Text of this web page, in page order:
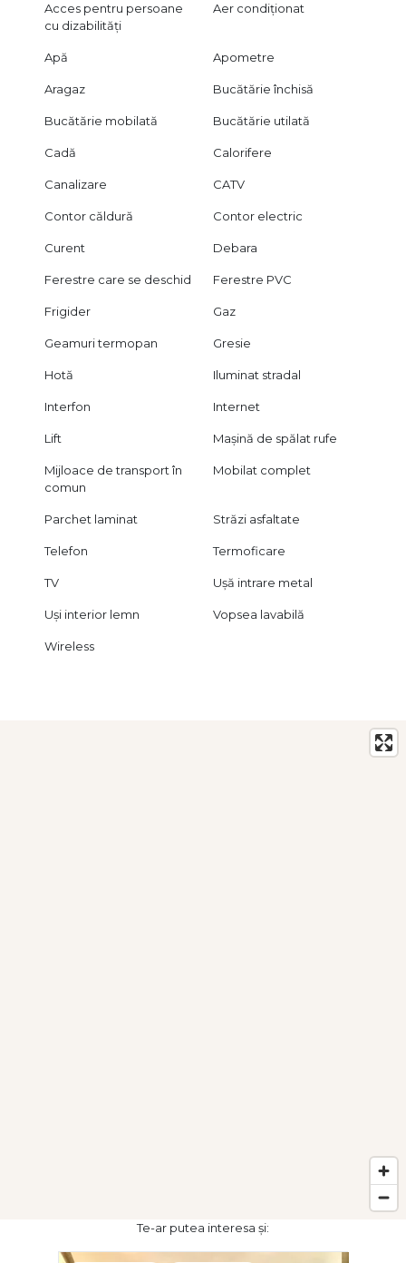
Acces pentru persoane
cu dizabilități
Aer condiționat
Apă Apometre
Aragaz Bucătărie închisă
Bucătărie mobilată Bucătărie utilată
Cadă Calorifere
Canalizare CATV
Contor căldură Contor electric
Curent Debara
Ferestre care se deschid Ferestre PVC
Frigider Gaz
Geamuri termopan Gresie
Hotă Iluminat stradal
Interfon Internet
Lift Mașină de spălat rufe
Mijloace de transport în
comun
Mobilat complet
Parchet laminat Străzi asfaltate
Telefon Termoficare
TV Ușă intrare metal
Uși interior lemn Vopsea lavabilă
Wireless
Te-ar putea interesa și: